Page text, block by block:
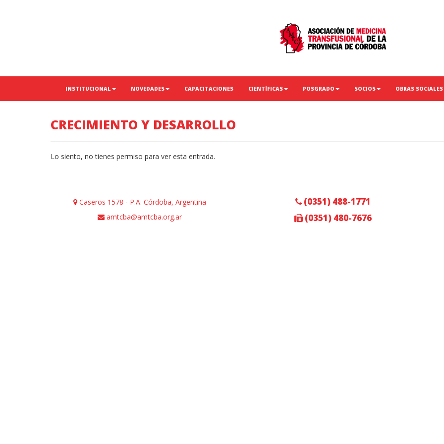
INSTITUCIONAL NOVEDADES CAPACITACIONES CIENTÍFICAS POSGRADO SOCIOS OBRAS SOCIALES
CRECIMIENTO Y DESARROLLO
Lo siento, no tienes permiso para ver esta entrada.
Caseros 1578 - P.A. Córdoba, Argentina
amtcba@amtcba.org.ar
(0351) 488-1771
(0351) 480-7676